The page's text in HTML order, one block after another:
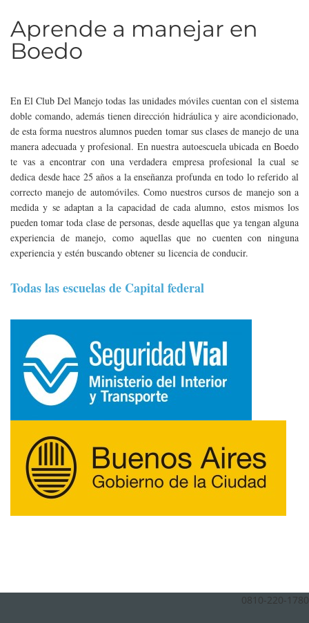
Aprende a manejar en
Boedo
En El Club Del Manejo todas las unidades móviles cuentan con el sistema
doble comando, además tienen dirección hidráulica y aire acondicionado,
de esta forma nuestros alumnos pueden tomar sus clases de manejo de una
manera adecuada y profesional. En nuestra autoescuela ubicada en Boedo
te vas a encontrar con una verdadera empresa profesional la cual se
dedica desde hace 25 años a la enseñanza profunda en todo lo referido al
correcto manejo de automóviles. Como nuestros cursos de manejo son a
medida y se adaptan a la capacidad de cada alumno, estos mismos los
pueden tomar toda clase de personas, desde aquellas que ya tengan alguna
experiencia de manejo, como aquellas que no cuenten con ninguna
experiencia y estén buscando obtener su licencia de conducir.
Todas las escuelas de Capital federal
0810-220-1780